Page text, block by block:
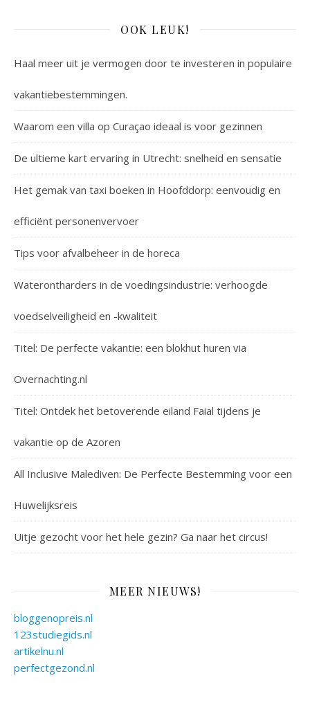
OOK LEUK!
Haal meer uit je vermogen door te investeren in populaire
vakantiebestemmingen.
Waarom een villa op Curaçao ideaal is voor gezinnen
De ultieme kart ervaring in Utrecht: snelheid en sensatie
Het gemak van taxi boeken in Hoofddorp: eenvoudig en
efficiënt personenvervoer
Tips voor afvalbeheer in de horeca
Waterontharders in de voedingsindustrie: verhoogde
voedselveiligheid en -kwaliteit
Titel: De perfecte vakantie: een blokhut huren via
Overnachting.nl
Titel: Ontdek het betoverende eiland Faial tijdens je
vakantie op de Azoren
All Inclusive Malediven: De Perfecte Bestemming voor een
Huwelijksreis
Uitje gezocht voor het hele gezin? Ga naar het circus!
MEER NIEUWS!
bloggenopreis.nl
123studiegids.nl
artikelnu.nl
perfectgezond.nl